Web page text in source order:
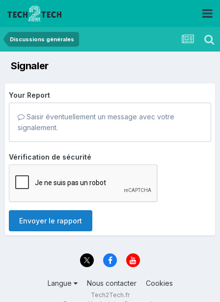
Discussions générales
Signaler
Your Report
Saisir éventuellement un message avec votre
signalement.
Vérification de sécurité
Envoyer le rapport
Langue Nous contacter Cookies
Tech2Tech.fr